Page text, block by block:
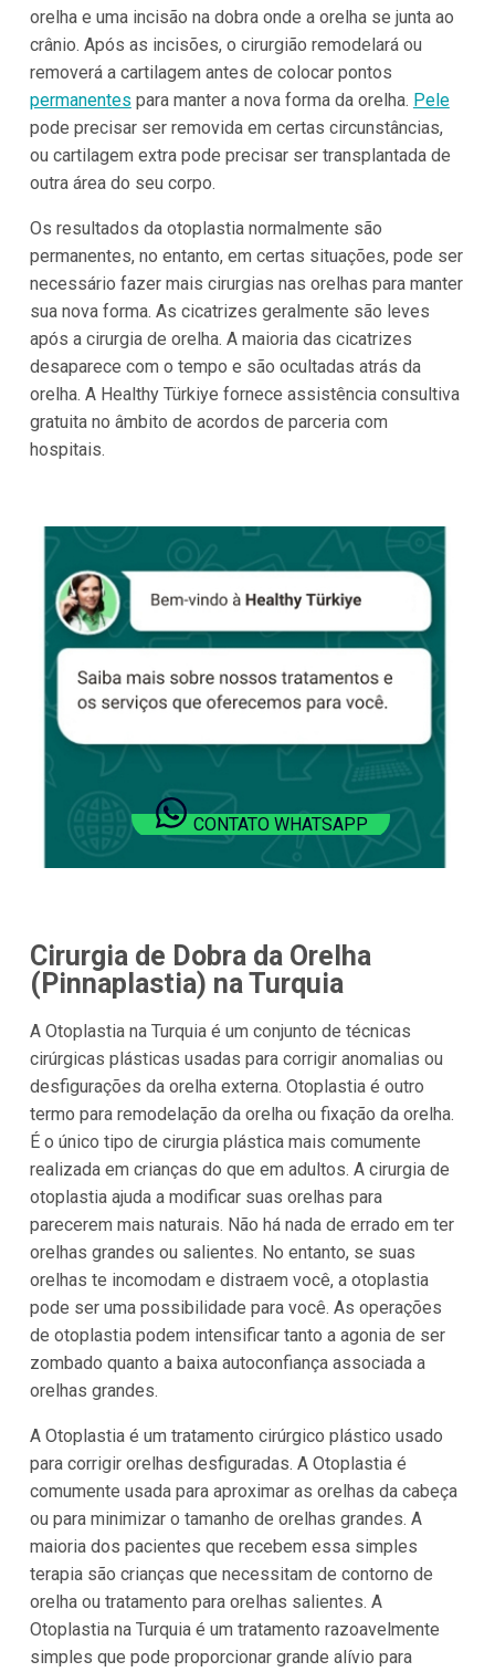
orelha e uma incisão na dobra onde a orelha se junta ao
crânio. Após as incisões, o cirurgião remodelará ou
removerá a cartilagem antes de colocar pontos
permanentes para manter a nova forma da orelha. Pele
pode precisar ser removida em certas circunstâncias,
ou cartilagem extra pode precisar ser transplantada de
outra área do seu corpo.
Os resultados da otoplastia normalmente são
permanentes, no entanto, em certas situações, pode ser
necessário fazer mais cirurgias nas orelhas para manter
sua nova forma. As cicatrizes geralmente são leves
após a cirurgia de orelha. A maioria das cicatrizes
desaparece com o tempo e são ocultadas atrás da
orelha. A Healthy Türkiye fornece assistência consultiva
gratuita no âmbito de acordos de parceria com
hospitais.
CONTATO WHATSAPP
Cirurgia de Dobra da Orelha
(Pinnaplastia) na Turquia
A Otoplastia na Turquia é um conjunto de técnicas
cirúrgicas plásticas usadas para corrigir anomalias ou
desfigurações da orelha externa. Otoplastia é outro
termo para remodelação da orelha ou fixação da orelha.
É o único tipo de cirurgia plástica mais comumente
realizada em crianças do que em adultos. A cirurgia de
otoplastia ajuda a modificar suas orelhas para
parecerem mais naturais. Não há nada de errado em ter
orelhas grandes ou salientes. No entanto, se suas
orelhas te incomodam e distraem você, a otoplastia
pode ser uma possibilidade para você. As operações
de otoplastia podem intensificar tanto a agonia de ser
zombado quanto a baixa autoconfiança associada a
orelhas grandes.
A Otoplastia é um tratamento cirúrgico plástico usado
para corrigir orelhas desfiguradas. A Otoplastia é
comumente usada para aproximar as orelhas da cabeça
ou para minimizar o tamanho de orelhas grandes. A
maioria dos pacientes que recebem essa simples
terapia são crianças que necessitam de contorno de
orelha ou tratamento para orelhas salientes. A
Otoplastia na Turquia é um tratamento razoavelmente
simples que pode proporcionar grande alívio para